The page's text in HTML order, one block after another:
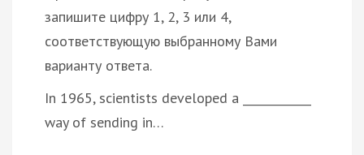
запишите цифру 1, 2, 3 или 4,
соответствующую выбранному Вами
варианту ответа.
In 1965, scientists developed a ____________
way of sending in…